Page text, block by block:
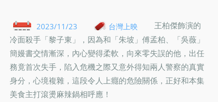
2023/11/23 台灣上映
王柏傑飾演的
冷面殺手「黎子東」，因為和「朱坡」傅孟柏、「吳薇」
簡嫚書交情漸深，內心變得柔軟，向來零失誤的他，出任
務竟首次失手，陷入危機之際又意外得知兩人警察的真實
身分，心境複雜，這段令人上癮的危險關係，正好和本集
美食主打滾燙麻辣鍋相呼應！